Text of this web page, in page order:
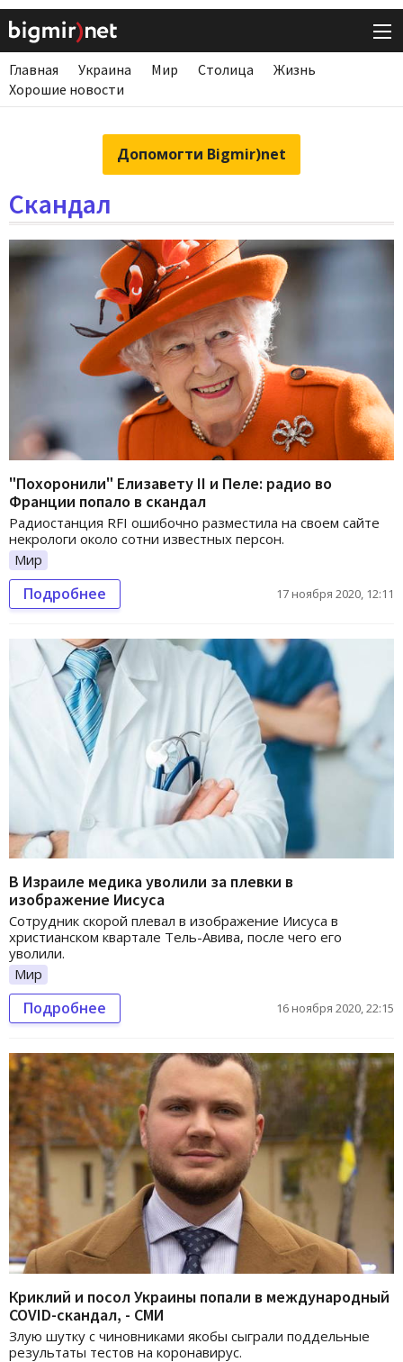
Главная Украина Мир Столица
Жизнь
Хорошие новости
Допомогти Bigmir)net
Скандал
"Похоронили" Елизавету ІІ и Пеле: радио во
Франции попало в скандал
Радиостанция RFI ошибочно разместила на своем сайте
некрологи около сотни известных персон.
Мир
Подробнее 17 ноября 2020, 12:11
В Израиле медика уволили за плевки в
изображение Иисуса
Сотрудник скорой плевал в изображение Иисуса в
христианском квартале Тель-Авива, после чего его
уволили.
Мир
Подробнее 16 ноября 2020, 22:15
Криклий и посол Украины попали в международный
COVID-скандал, - СМИ
Злую шутку с чиновниками якобы сыграли поддельные
результаты тестов на коронавирус.